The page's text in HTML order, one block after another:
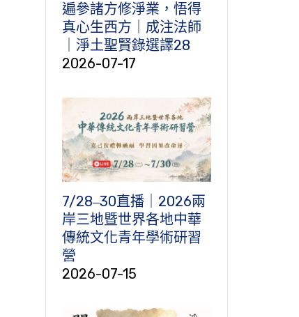
遍參諸方修淨業，悟得
真心生西方｜成注法師
｜淨土聖賢錄選譯28
2026-07-17
7/28‒30直播｜2026兩
岸三地暨世界各地中華
傳統文化青年學術研習
營
2026-07-15